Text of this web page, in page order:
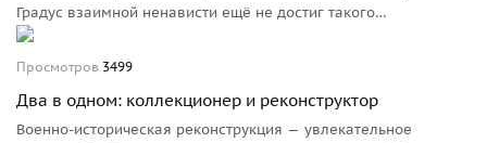
Градус взаимной ненависти ещё не достиг такого
предельного накала, как во Второй мировой, но... участники и
очевидцы впервые отмечали: на этой войне позволено всё.
Просмотров 3499
Два в одном: коллекционер и реконструктор
Военно-историческая реконструкция — увлекательное